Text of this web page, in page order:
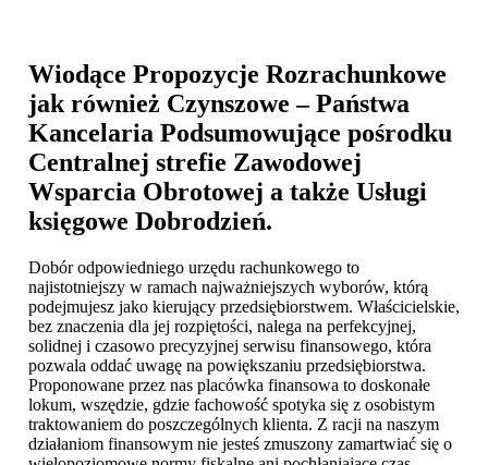
Wiodące Propozycje Rozrachunkowe
jak również Czynszowe – Państwa
Kancelaria Podsumowujące pośrodku
Centralnej strefie Zawodowej
Wsparcia Obrotowej a także Usługi
księgowe Dobrodzień.
Dobór odpowiedniego urzędu rachunkowego to
najistotniejszy w ramach najważniejszych wyborów, którą
podejmujesz jako kierujący przedsiębiorstwem. Właścicielskie,
bez znaczenia dla jej rozpiętości, nalega na perfekcyjnej,
solidnej i czasowo precyzyjnej serwisu finansowego, która
pozwala oddać uwagę na powiększaniu przedsiębiorstwa.
Proponowane przez nas placówka finansowa to doskonałe
lokum, wszędzie, gdzie fachowość spotyka się z osobistym
traktowaniem do poszczególnych klienta. Z racji na naszym
działaniom finansowym nie jesteś zmuszony zamartwiać się o